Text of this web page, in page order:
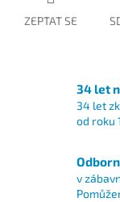
ZEPTAT SE
34 let
34 let
od roku
v